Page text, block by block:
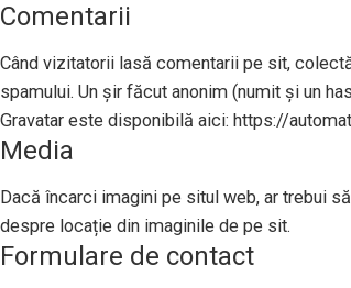
Comentarii
Când vizitatorii lasă comentarii pe sit,
spamului. Un șir făcut anonim (numit și un
Gravatar este disponibilă aici: https://
Media
Dacă încarci imagini pe situl web, ar trebui
despre locație din imaginile de pe sit.
Formulare de contact